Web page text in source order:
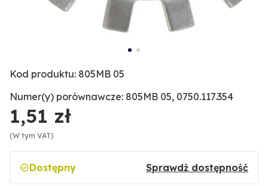
Kod produktu: 805MB 05
Numer(y) porównawcze: 805MB 05, 0750.117.354
1,51 zł
(W tym VAT)
Dostępny Sprawdź dostępność